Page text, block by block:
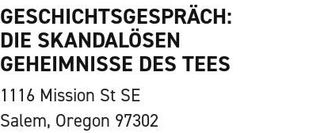
GESCHICHTSGESPRÄCH:
DIE SKANDALÖSEN
GEHEIMNISSE DES TEES
1116 Mission St SE
Salem, Oregon 97302